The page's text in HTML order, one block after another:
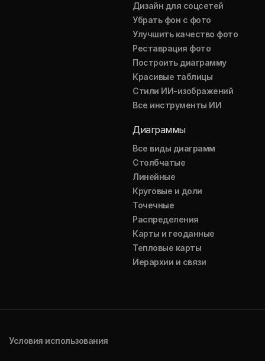
Дизайн для соцсетей
Убрать фон с фото
Улучшить качество фото
Реставрация фото
Построить диаграмму
Красивые таблицы
Стили ИИ-изображений
Все инструменты ИИ
Диаграммы
Все виды диаграмм
Столбчатые
Линейные
Круговые и доли
Точечные
Распределения
Карты и геоданные
Тепловые карты
Иерархии и связи
Условия использования